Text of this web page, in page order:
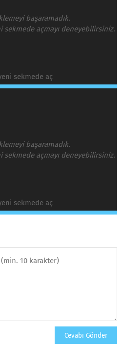
başaramadık.
sekmede açmayı deneyebilirsiniz.
sekmede aç
başaramadık.
sekmede açmayı deneyebilirsiniz.
sekmede aç